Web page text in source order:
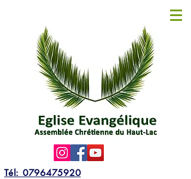
Tél: 0796475920